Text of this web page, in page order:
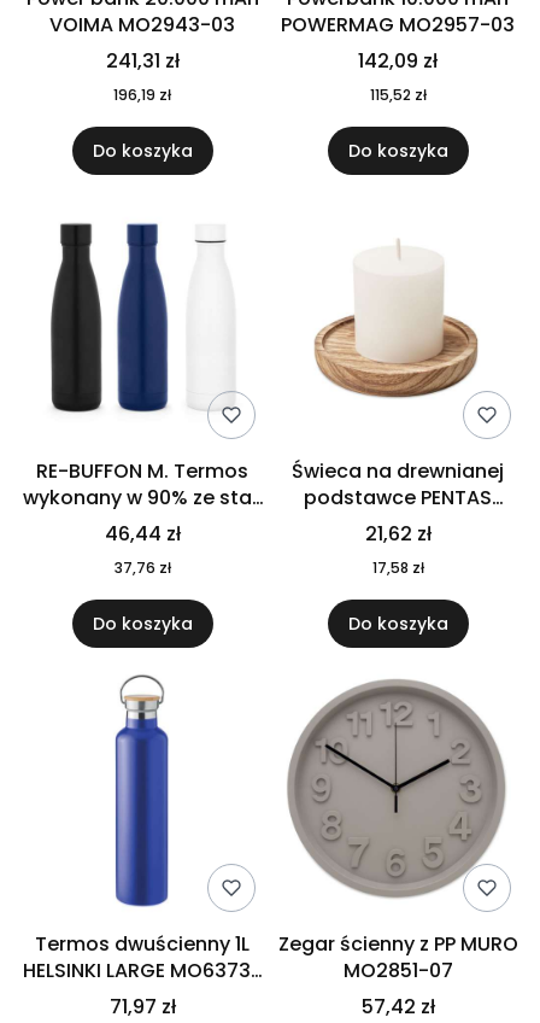
VOIMA MO2943-03
241,31 zł
196,19 zł
Do koszyka
POWERMAG MO2957-03
142,09 zł
115,52 zł
Do koszyka
RE-BUFFON M. Termos
wykonany w 90% ze stali
nierdzewnej
pochodzącej z
recyklingu 520 ml 94294
46,44 zł
37,76 zł
Do koszyka
Świeca na drewnianej
podstawce PENTAS
MO6282-40
21,62 zł
17,58 zł
Do koszyka
Termos dwuścienny 1L
HELSINKI LARGE MO6373-
04
71,97 zł
Zegar ścienny z PP MURO
MO2851-07
57,42 zł